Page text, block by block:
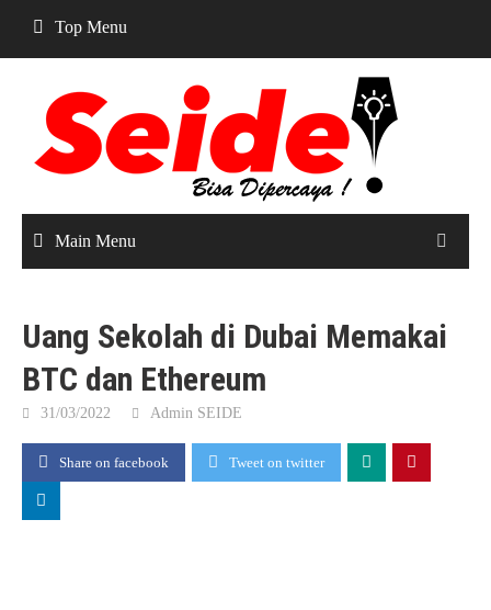
content
Top Menu
Main Menu
Uang Sekolah di Dubai Memakai
BTC dan Ethereum
31/03/2022 Admin SEIDE
Share on facebook Tweet on twitter